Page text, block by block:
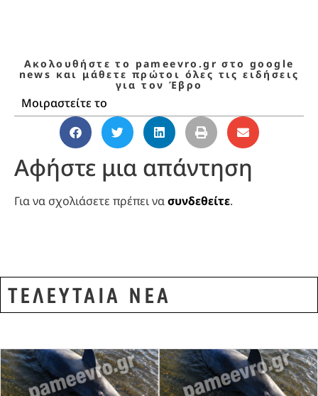
Ακολουθήστε το pameevro.gr στο google
news και μάθετε πρώτοι όλες τις ειδήσεις
για τον Έβρο
Μοιραστείτε το
Αφήστε μια απάντηση
Για να σχολιάσετε πρέπει νασυνδεθείτε.
ΤΕΛΕΥΤΑΙΑ ΝΕΑ